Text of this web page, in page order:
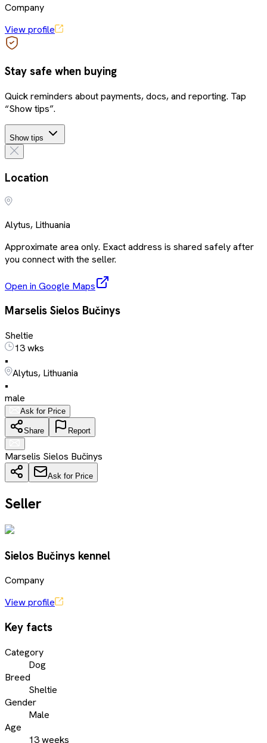
Company
View profile
Stay safe when buying
Quick reminders about payments, docs, and reporting. Tap
“Show tips”.
Show tips
Location
Alytus, Lithuania
Approximate area only. Exact address is shared safely after
you connect with the seller.
Open in Google Maps
Marselis Sielos Bučinys
Sheltie
13 wks
•
Alytus, Lithuania
•
male
Ask for Price
Share Report
Marselis Sielos Bučinys
Ask for Price
Seller
Sielos Bučinys kennel
Company
View profile
Key facts
Category
Dog
Breed
Sheltie
Gender
Male
Age
13 weeks